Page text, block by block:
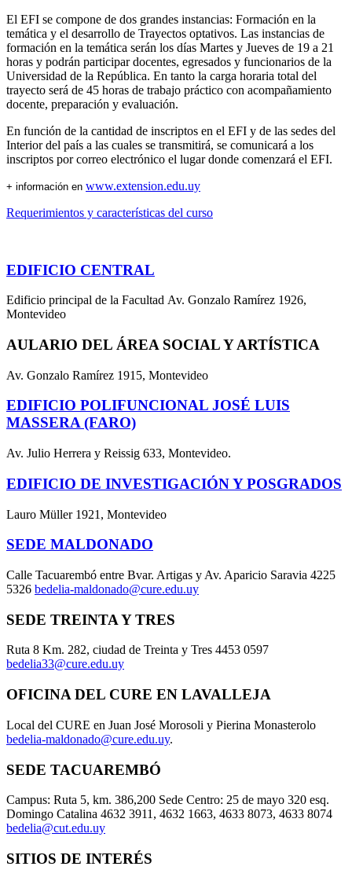
El EFI se compone de dos grandes instancias: Formación en la
temática y el desarrollo de Trayectos optativos. Las instancias de
formación en la temática serán los días Martes y Jueves de 19 a 21
horas y podrán participar docentes, egresados y funcionarios de la
Universidad de la República. En tanto la carga horaria total del
trayecto será de 45 horas de trabajo práctico con acompañamiento
docente, preparación y evaluación.
En función de la cantidad de inscriptos en el EFI y de las sedes del
Interior del país a las cuales se transmitirá, se comunicará a los
inscriptos por correo electrónico el lugar donde comenzará el EFI.
+ información en www.extension.edu.uy
Requerimientos y características del curso
EDIFICIO CENTRAL
Edificio principal de la Facultad Av. Gonzalo Ramírez 1926,
Montevideo
AULARIO DEL ÁREA SOCIAL Y ARTÍSTICA
Av. Gonzalo Ramírez 1915, Montevideo
EDIFICIO POLIFUNCIONAL JOSÉ LUIS
MASSERA (FARO)
Av. Julio Herrera y Reissig 633, Montevideo.
EDIFICIO DE INVESTIGACIÓN Y POSGRADOS
Lauro Müller 1921, Montevideo
SEDE MALDONADO
Calle Tacuarembó entre Bvar. Artigas y Av. Aparicio Saravia 4225
5326 bedelia-maldonado@cure.edu.uy
SEDE TREINTA Y TRES
Ruta 8 Km. 282, ciudad de Treinta y Tres 4453 0597
bedelia33@cure.edu.uy
OFICINA DEL CURE EN LAVALLEJA
Local del CURE en Juan José Morosoli y Pierina Monasterolo
bedelia-maldonado@cure.edu.uy.
SEDE TACUAREMBÓ
Campus: Ruta 5, km. 386,200 Sede Centro: 25 de mayo 320 esq.
Domingo Catalina 4632 3911, 4632 1663, 4633 8073, 4633 8074
bedelia@cut.edu.uy
SITIOS DE INTERÉS